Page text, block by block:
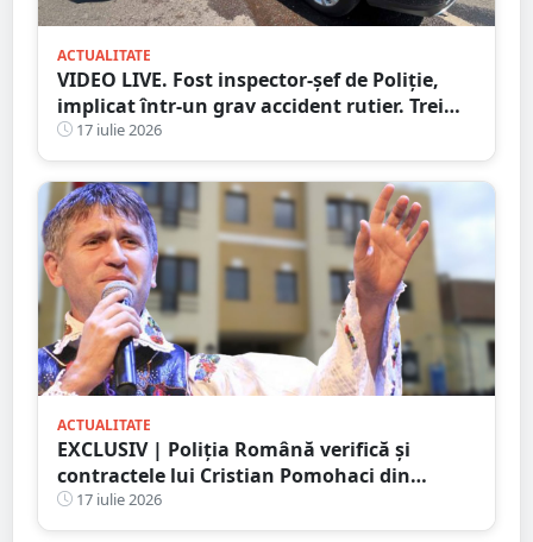
ACTUALITATE
VIDEO LIVE. Fost inspector-șef de Poliție,
implicat într-un grav accident rutier. Trei
persoane au ajuns la spital
17 iulie 2026
ACTUALITATE
EXCLUSIV | Poliția Română verifică și
contractele lui Cristian Pomohaci din
județul Satu Mare. PresaSM a reușit să
oprească un concert încă din 2023
17 iulie 2026